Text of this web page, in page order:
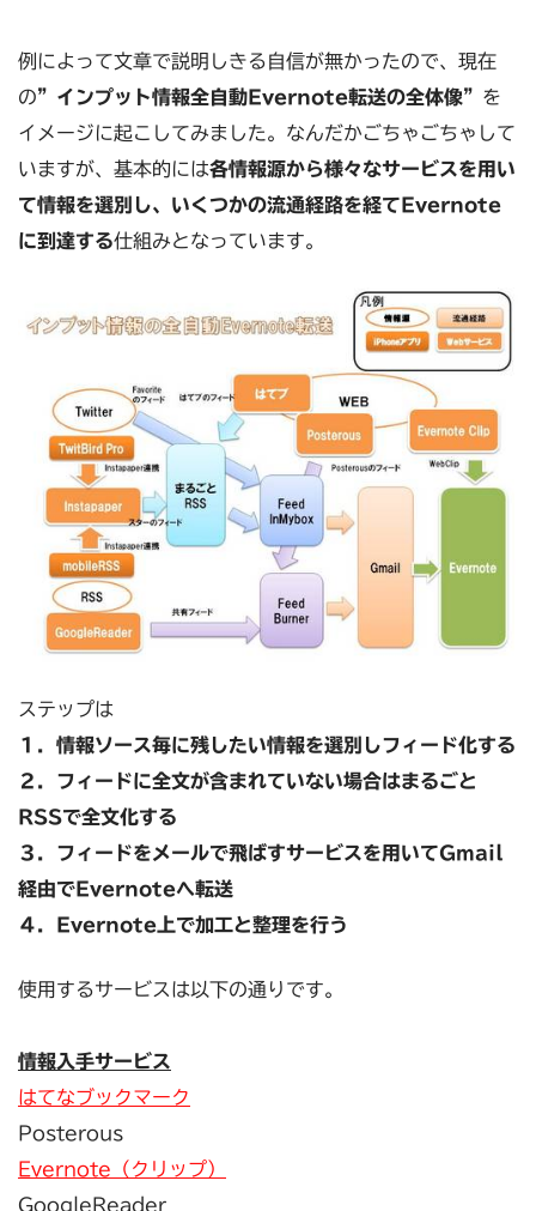
例によって文章で説明しきる自信が無かったので、現在
の”インプット情報全自動Evernote転送の全体像” を
イメージに起こしてみました。なんだかごちゃごちゃして
いますが、基本的には各情報源から様々なサービスを用い
て情報を選別し、いくつかの流通経路を経てEvernote
に到達する仕組みとなっています。
ステップは
１．情報ソース毎に残したい情報を選別しフィード化する
２．フィードに全文が含まれていない場合はまるごと
RSSで全文化する
３．フィードをメールで飛ばすサービスを用いてGmail
経由でEvernoteへ転送
４．Evernote上で加工と整理を行う
使用するサービスは以下の通りです。
情報入手サービス
はてなブックマーク
Posterous
Evernote（クリップ）
GoogleReader